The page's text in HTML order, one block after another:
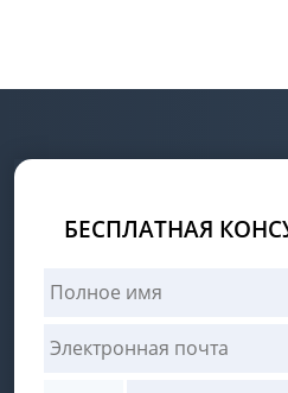
БЕСПЛАТНАЯ